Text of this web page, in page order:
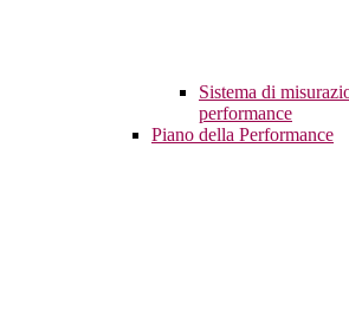
Sistema di
performance
Piano della Performance